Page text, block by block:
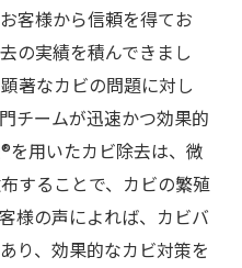
客様から信頼を得てお
の実績を積んできまし
著なカビの問題に対し
チームが迅速かつ効果的
を用いたカビ除去は、微
することで、カビの繁殖
様の声によれば、カビバ
り、効果的なカビ対策を